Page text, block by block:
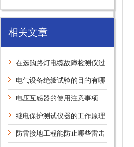
相关文章
在选购路灯电缆故障检测仪过
程需参考的技术指标有哪些
电气设备绝缘试验的目的有哪
些 电压互感器的使用注意事项
继电保护测试仪器的工作原理
及特点是什么
防雷接地工程能防止哪些雷击